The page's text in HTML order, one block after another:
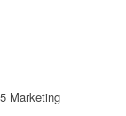
Marketing